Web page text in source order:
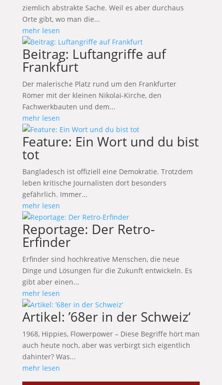
ziemlich abstrakte Sache. Weil es aber durchaus
Orte gibt, wo man die...
mehr lesen
Beitrag: Luftangriffe auf
Frankfurt
Der malerische Platz rund um den Frankfurter
Römer mit der kleinen Nikolai-Kirche, den
Fachwerkbauten und dem...
mehr lesen
Feature: Ein Wort und du bist
tot
Bangladesch ist offiziell eine Demokratie. Trotzdem
leben kritische Journalisten dort besonders
gefährlich. Immer...
mehr lesen
Reportage: Der Retro-
Erfinder
Erfinder sind hochkreative Menschen, die neue
Dinge und Lösungen für die Zukunft entwickeln. Es
gibt aber einen...
mehr lesen
Artikel: ’68er in der Schweiz‘
1968, Hippies, Flowerpower – Diese Begriffe hört man
auch heute noch, aber was verbirgt sich eigentlich
dahinter? Was...
mehr lesen